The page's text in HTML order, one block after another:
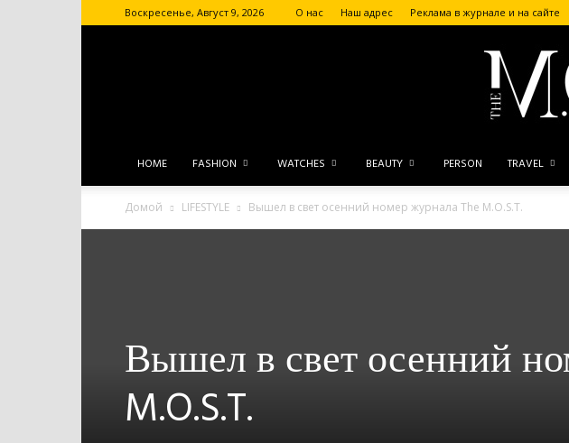
Воскресенье, Август 9, 2026 О нас Наш адрес Реклама в журнале и на сайте
HOME FASHION WATCHES BEAUTY PERSON TRAVEL
Домой LIFESTYLE Вышел в свет осенний номер журнала The M.O.S.T.
Вышел в свет осенний
M.O.S.T.